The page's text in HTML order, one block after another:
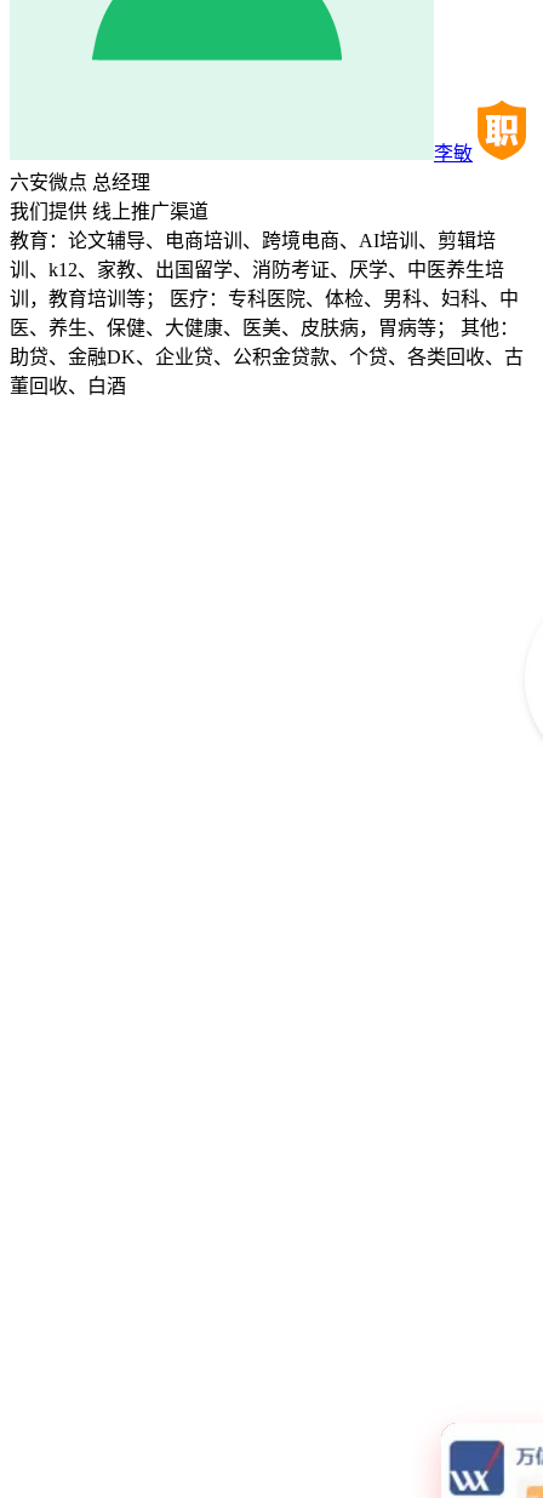
李敏
六安微点 总经理
我们提供 线上推广渠道
教育：论文辅导、电商培训、跨境电商、AI培训、剪辑培
训、k12、家教、出国留学、消防考证、厌学、中医养生培
训，教育培训等； 医疗：专科医院、体检、男科、妇科、中
医、养生、保健、大健康、医美、皮肤病，胃病等； 其他：
助贷、金融DK、企业贷、公积金贷款、个贷、各类回收、古
董回收、白酒